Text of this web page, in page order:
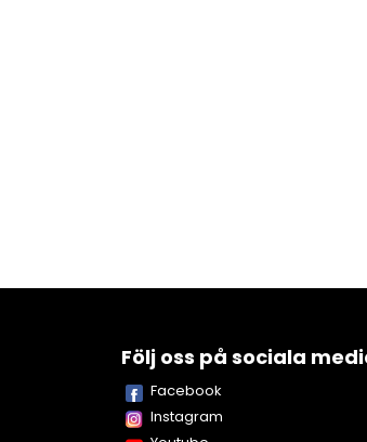
Följ oss på sociala
Facebook
Instagram